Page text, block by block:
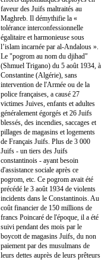
faveur des Juifs maltraités au
Maghreb. Il démythifie la «
tolérance interconfessionnelle
égalitaire et harmonieuse sous
l’islam incarnée par al-Andalous ».
Le "pogrom au nom du djihad"
(Shmuel Trigano) du 5 août 1934, à
Constantine (Algérie), sans
intervention de l'Armée ou de la
police françaises, a causé 27
victimes Juives, enfants et adultes
généralement égorgés et 26 Juifs
blessés, des incendies, saccages et
pillages de magasins et logements
de Français Juifs. Plus de 3 000
Juifs - un tiers des Juifs
constantinois - ayant besoin
d'assistance sociale après ce
pogrom, etc. Ce pogrom avait été
précédé le 3 août 1934 de violents
incidents dans le Constantinois. Au
coût financier de 150 millions de
francs Poincaré de l'époque, il a été
suivi pendant des mois par le
boycott de magasins Juifs, du non
paiement par des musulmans de
leurs dettes auprès de leurs prêteurs